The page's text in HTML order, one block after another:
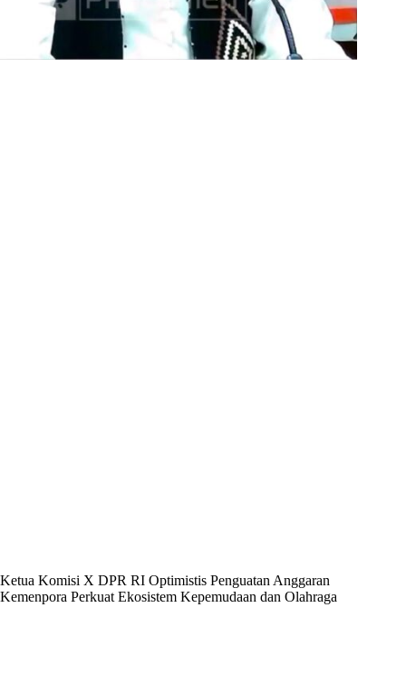
Ketua Komisi X DPR RI Optimistis Penguatan Anggaran
Kemenpora Perkuat Ekosistem Kepemudaan dan Olahraga